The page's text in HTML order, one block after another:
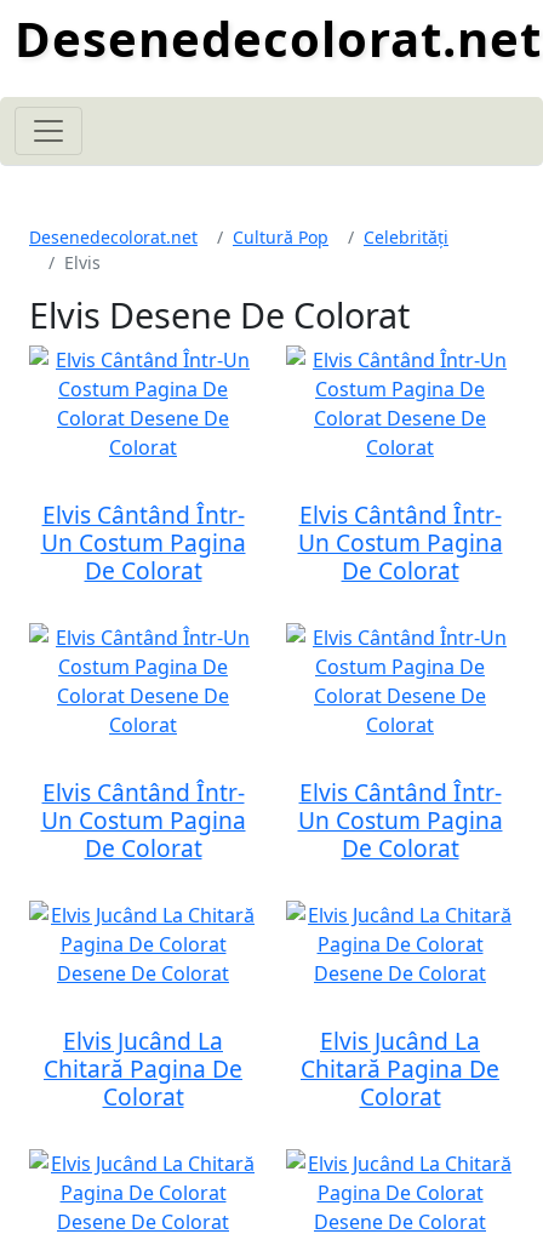
Desenedecolorat.net
Desenedecolorat.net Cultură Pop
Celebrități
Elvis
Elvis Desene De Colorat
Elvis Cântând Într-
Un Costum Pagina
De Colorat
Elvis Cântând Într-
Un Costum Pagina
De Colorat
Elvis Cântând Într-
Un Costum Pagina
De Colorat
Elvis Cântând Într-
Un Costum Pagina
De Colorat
Elvis Jucând La
Chitară Pagina De
Colorat
Elvis Jucând La
Chitară Pagina De
Colorat